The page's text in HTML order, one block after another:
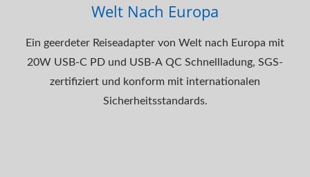
Welt Nach Europa
Ein geerdeter Reiseadapter von Welt nach Europa mit
20W USB-C PD und USB-A QC Schnellladung, SGS-
zertifiziert und konform mit internationalen
Sicherheitsstandards.